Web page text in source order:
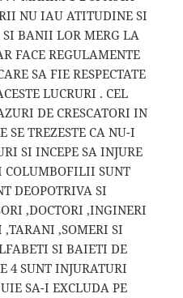
NU IAU ATITUDINE SI
SI BANII LOR MERG LA
FACE REGULAMENTE
SA FIE RESPECTATE
LUCRURI . CEL
DE CRESCATORI IN
SE TREZESTE CA NU-I
SI INCEPE SA INJURE
COLUMBOFILII SUNT
DEOPOTRIVA SI
,DOCTORI ,INGINERI
,SOMERI SI
SI BAIETI DE
4 SUNT INJURATURI
SA-I EXCLUDA PE